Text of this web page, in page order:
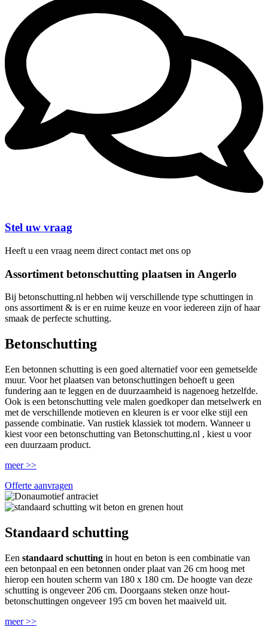
Stel uw vraag
Heeft u een vraag neem direct contact met ons op
Assortiment betonschutting plaatsen in Angerlo
Bij betonschutting.nl hebben wij verschillende type schuttingen in
ons assortiment & is er en ruime keuze en voor iedereen zijn of haar
smaak de perfecte schutting.
Betonschutting
Een betonnen schutting is een goed alternatief voor een gemetselde
muur. Voor het plaatsen van betonschuttingen behoeft u geen
fundering aan te leggen en de duurzaamheid is nagenoeg hetzelfde.
Ook is een betonschutting vele malen goedkoper dan metselwerk en
met de verschillende motieven en kleuren is er voor elke stijl een
passende combinatie. Van rustiek klassiek tot modern. Wanneer u
kiest voor een betonschutting van Betonschutting.nl , kiest u voor
een duurzaam product.
meer >>
Offerte aanvragen
Standaard schutting
Een standaard schutting in hout en beton is een combinatie van
een betonpaal en een betonnen onder plaat van 26 cm hoog met
hierop een houten scherm van 180 x 180 cm. De hoogte van deze
schutting is ongeveer 206 cm. Doorgaans steken onze hout-
betonschuttingen ongeveer 195 cm boven het maaiveld uit.
meer >>